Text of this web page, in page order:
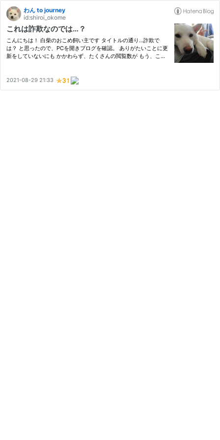
わん to journey
id:shiroi_okome
これは詐欺なのでは…？
こんにちは！ 白柴のおこめ飼い主です タイトルの通り…詐欺で
は？ と思ったので、PCを開きブログを確認。 ありがたいことに更
新をしていないにも かかわらず、たくさんの閲覧数が もう、これ
知…
2021-08-29 21:33